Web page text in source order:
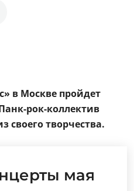
в Москве пройдет
рок-коллектив
своего творчества.
мая